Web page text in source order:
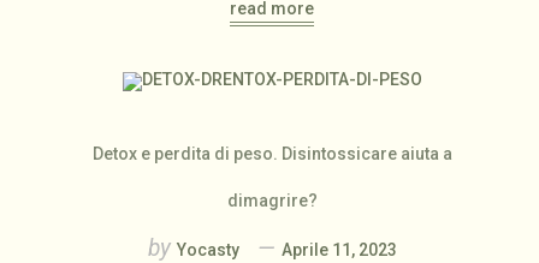
read more
Detox e perdita di peso. Disintossicare aiuta a
dimagrire?
by Yocasty Aprile 11, 2023